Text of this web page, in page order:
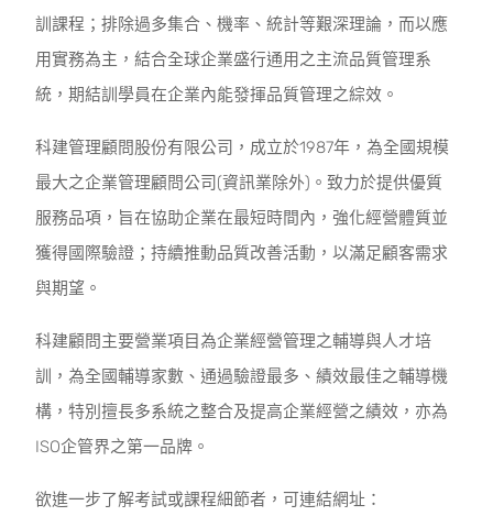
訓課程；排除過多集合、機率、統計等艱深理論，而以應
用實務為主，結合全球企業盛行通用之主流品質管理系
統，期結訓學員在企業內能發揮品質管理之綜效。
科建管理顧問股份有限公司，成立於1987年，為全國規模
最大之企業管理顧問公司(資訊業除外)。致力於提供優質
服務品項，旨在協助企業在最短時間內，強化經營體質並
獲得國際驗證；持續推動品質改善活動，以滿足顧客需求
與期望。
科建顧問主要營業項目為企業經營管理之輔導與人才培
訓，為全國輔導家數、通過驗證最多、績效最佳之輔導機
構，特別擅長多系統之整合及提高企業經營之績效，亦為
ISO企管界之第一品牌。
欲進一步了解考試或課程細節者，可連結網址：